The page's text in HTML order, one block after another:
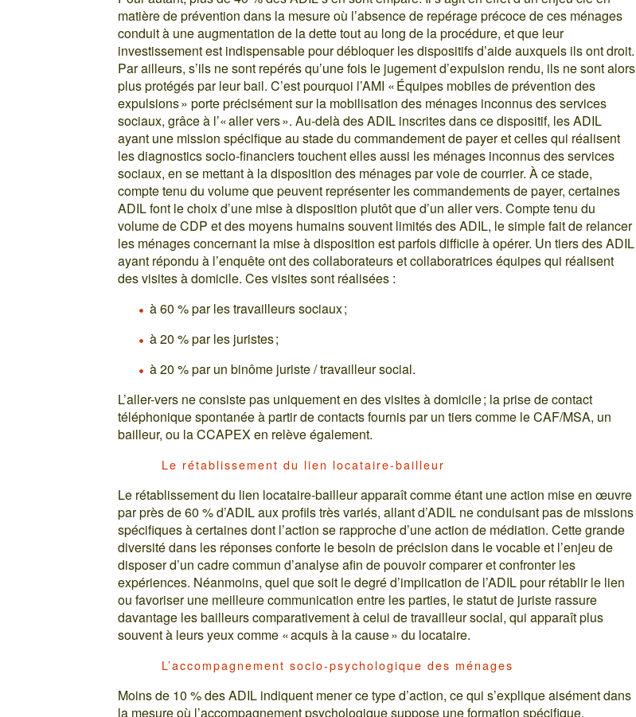
matière de prévention dans la mesure où l’absence de repérage précoce de ces ménages
conduit à une augmentation de la dette tout au long de la procédure, et que leur
investissement est indispensable pour débloquer les dispositifs d’aide auxquels ils ont droit.
Par ailleurs, s’ils ne sont repérés qu’une fois le jugement d’expulsion rendu, ils ne sont alors
plus protégés par leur bail. C’est pourquoi l’AMI « Équipes mobiles de prévention des
expulsions » porte précisément sur la mobilisation des ménages inconnus des services
sociaux, grâce à l’« aller vers ». Au-delà des ADIL inscrites dans ce dispositif, les ADIL
ayant une mission spécifique au stade du commandement de payer et celles qui réalisent
les diagnostics socio-financiers touchent elles aussi les ménages inconnus des services
sociaux, en se mettant à la disposition des ménages par voie de courrier. À ce stade,
compte tenu du volume que peuvent représenter les commandements de payer, certaines
ADIL font le choix d’une mise à disposition plutôt que d’un aller vers. Compte tenu du
volume de CDP et des moyens humains souvent limités des ADIL, le simple fait de relancer
les ménages concernant la mise à disposition est parfois difficile à opérer. Un tiers des ADIL
ayant répondu à l’enquête ont des collaborateurs et collaboratrices équipes qui réalisent
des visites à domicile. Ces visites sont réalisées :
à 60 % par les travailleurs sociaux ;
à 20 % par les juristes ;
à 20 % par un binôme juriste / travailleur social.
L’aller-vers ne consiste pas uniquement en des visites à domicile ; la prise de contact
téléphonique spontanée à partir de contacts fournis par un tiers comme le CAF/MSA, un
bailleur, ou la CCAPEX en relève également.
Le rétablissement du lien locataire-bailleur
Le rétablissement du lien locataire-bailleur apparaît comme étant une action mise en œuvre
par près de 60 % d’ADIL aux profils très variés, allant d’ADIL ne conduisant pas de missions
spécifiques à certaines dont l’action se rapproche d’une action de médiation. Cette grande
diversité dans les réponses conforte le besoin de précision dans le vocable et l’enjeu de
disposer d’un cadre commun d’analyse afin de pouvoir comparer et confronter les
expériences. Néanmoins, quel que soit le degré d’implication de l’ADIL pour rétablir le lien
ou favoriser une meilleure communication entre les parties, le statut de juriste rassure
davantage les bailleurs comparativement à celui de travailleur social, qui apparaît plus
souvent à leurs yeux comme « acquis à la cause » du locataire.
L’accompagnement socio-psychologique des ménages
Moins de 10 % des ADIL indiquent mener ce type d’action, ce qui s’explique aisément dans
la mesure où l’accompagnement psychologique suppose une formation spécifique.